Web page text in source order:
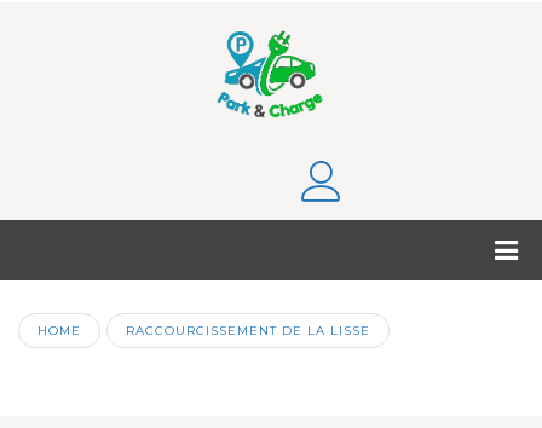
HOME RACCOURCISSEMENT DE LA LISSE